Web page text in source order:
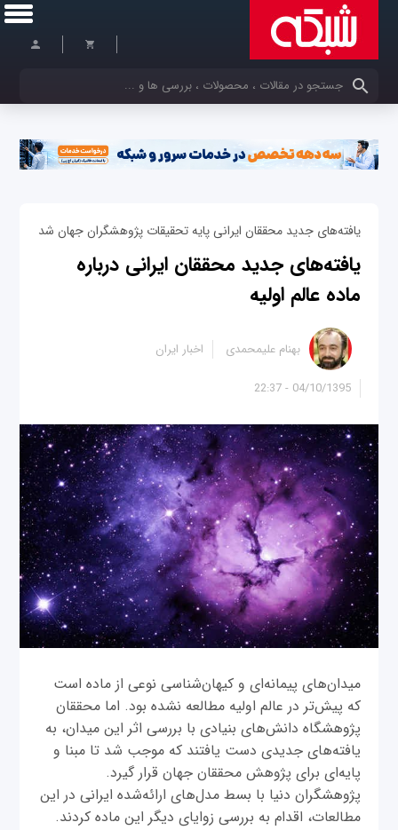
کلمات کلیدی خود را وارد کنید
یافته‌های جدید محققان ایرانی پایه تحقیقات پژوهشگران جهان شد
یافته‌های جدید محققان ایرانی درباره
ماده عالم اولیه
04/10/1395 - 22:37
بهنام علیمحمدی اخبار ایران
میدان‌های پیمانه‌ای و کیهان‌شناسی نوعی از ماده است
که پیش‌تر در عالم اولیه مطالعه نشده بود. اما محققان
پژوهشگاه دانش‌های بنیادی با بررسی اثر این میدان، به
یافته‌های جدیدی دست یافتند که موجب شد تا مبنا و
پایه‌ای برای پژوهش محققان جهان قرار گیرد.
پژوهشگران دنیا با بسط مدل‌های ارائه‌شده ایرانی در این
مطالعات، اقدام به بررسی زوایای دیگر این ماده کردند.